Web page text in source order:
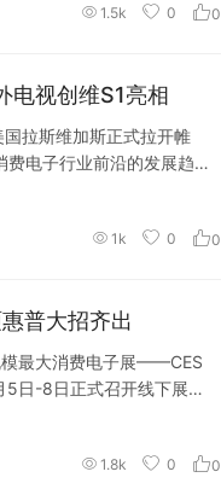
1.5k 0 0
电视创维S1亮相
拉斯维加斯正式拉开帷
费电子行业前沿的发展趋
1k 0 0
普大招齐出
模最大消费电子展——CES
5日-8日正式召开线下展
1.8k 0 0